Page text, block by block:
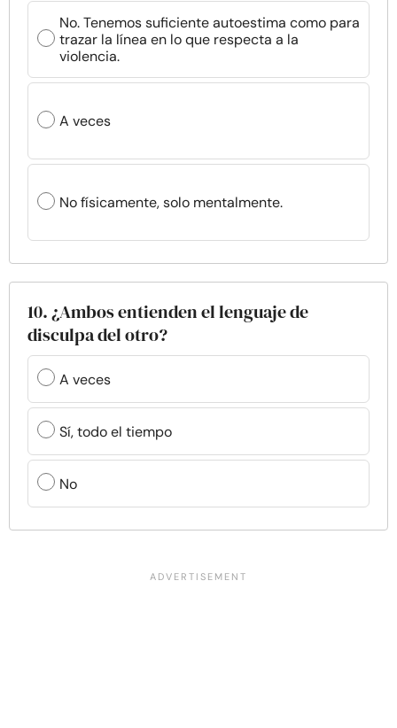
No. Tenemos suficiente autoestima como para
trazar la línea en lo que respecta a la
violencia.
A veces
No físicamente, solo mentalmente.
10. ¿Ambos entienden el lenguaje de
disculpa del otro?
A veces
Sí, todo el tiempo
No